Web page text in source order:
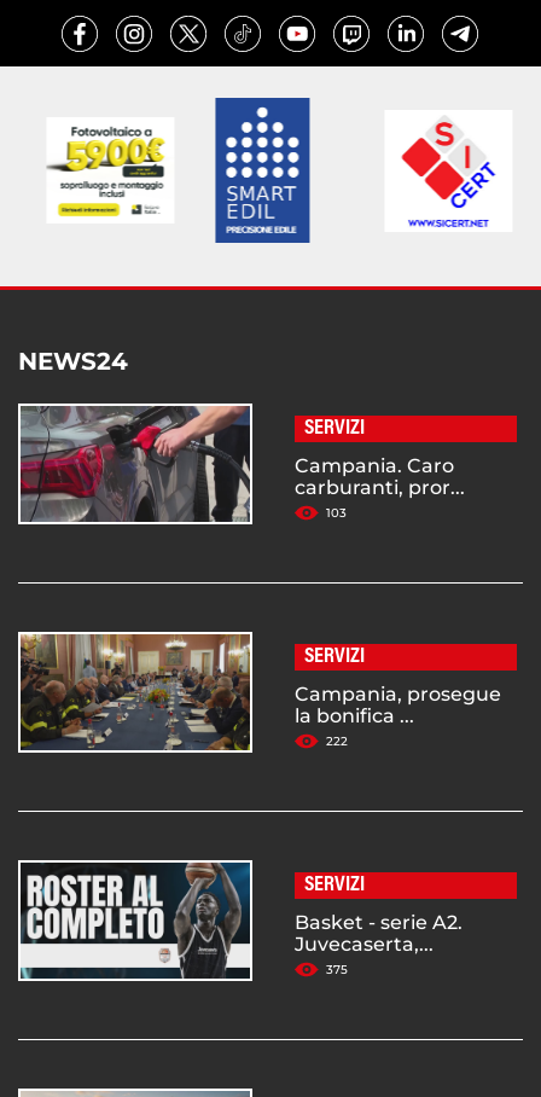
NEWS24
SERVIZI
Campania. Caro
carburanti, pror...
103
SERVIZI
Campania, prosegue
la bonifica ...
222
SERVIZI
Basket - serie A2.
Juvecaserta,...
375